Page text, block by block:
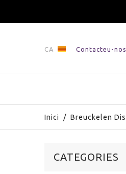
CA Contacteu-nos
Inici / Breuckelen
CATEGORIES